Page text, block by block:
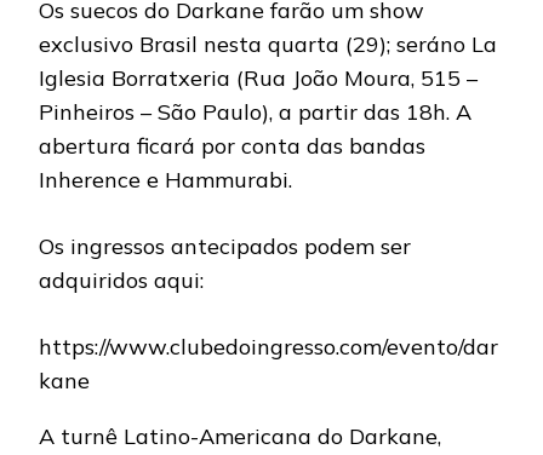
Os suecos do Darkane farão um show
exclusivo Brasil nesta quarta (29); seráno La
Iglesia Borratxeria (Rua João Moura, 515 –
Pinheiros – São Paulo), a partir das 18h. A
abertura ficará por conta das bandas
Inherence e Hammurabi.
Os ingressos antecipados podem ser
adquiridos aqui:
https://www.clubedoingresso.com/evento/dar
kane
A turnê Latino-Americana do Darkane,